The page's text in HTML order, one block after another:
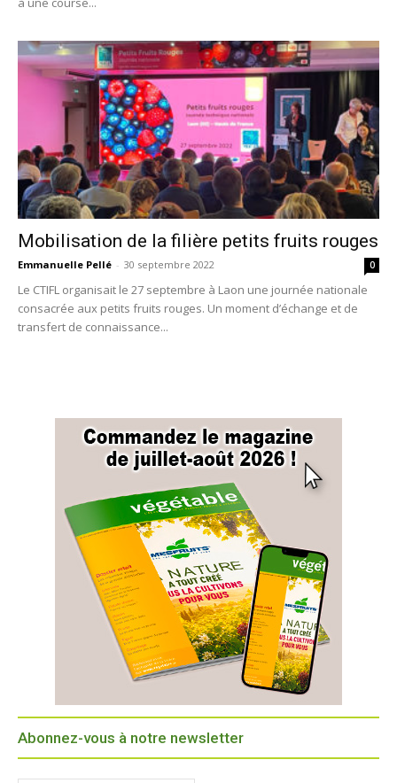
Mobilisation de la filière petits fruits rouges
Emmanuelle Pellé - 30 septembre 2022 0
Le CTIFL organisait le 27 septembre à Laon une journée nationale
consacrée aux petits fruits rouges. Un moment d’échange et de
transfert de connaissance...
Abonnez-vous à notre newsletter